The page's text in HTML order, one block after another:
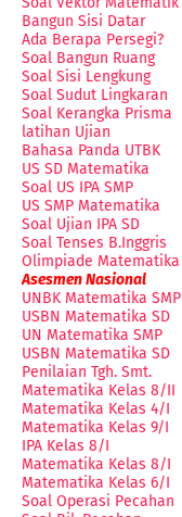
Bangun Sisi Datar
Ada Berapa Persegi?
Soal Bangun Ruang
Soal Sisi Lengkung
Soal Sudut Lingkaran
Soal Kerangka Prisma
latihan Ujian
Bahasa Panda UTBK
US SD Matematika
Soal US IPA SMP
US SMP Matematika
Soal Ujian IPA SD
Soal Tenses B.Inggris
Olimpiade Matematika
Asesmen Nasional
UNBK Matematika SMP
USBN Matematika SD
UN Matematika SMP
USBN Matematika SD
Penilaian Tgh. Smt.
Matematika Kelas 8/II
Matematika Kelas 4/I
Matematika Kelas 9/I
IPA Kelas 8/I
Matematika Kelas 8/I
Matematika Kelas 6/I
Soal Operasi Pecahan